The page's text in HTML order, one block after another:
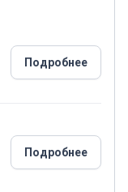
Подробнее
Подробнее